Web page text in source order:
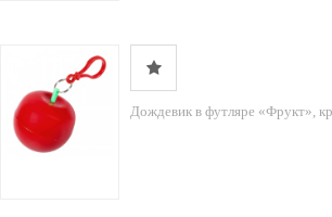
Дождевик в футляре «Фрукт»,